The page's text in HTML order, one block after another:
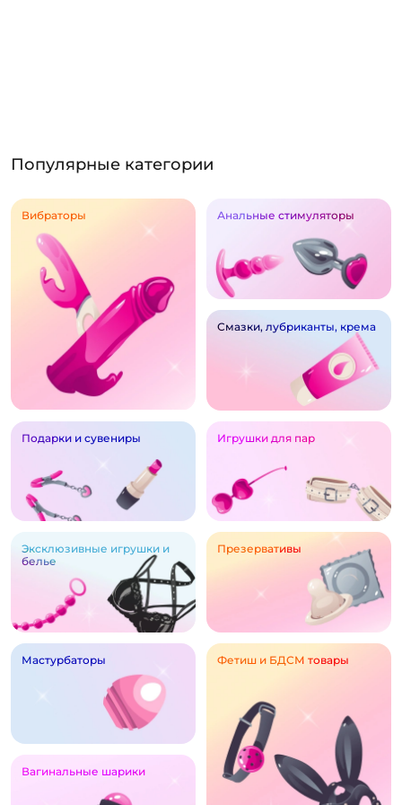
Популярные категории
Вибраторы Анальные стимуляторы
Смазки, лубриканты, крема
Подарки и сувениры Игрушки для пар
Эксклюзивные игрушки и
белье
Презервативы
Мастурбаторы
Вагинальные шарики
Фетиш и БДСМ товары